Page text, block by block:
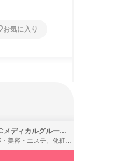
お気に入り
SBCメディカルグループ株式会社
理容・美容・エステ、化粧品・理美容用品小売、医療・病院